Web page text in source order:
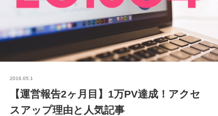
2016.05.1
【運営報告2ヶ月目】1万PV達成！アクセ
スアップ理由と人気記事